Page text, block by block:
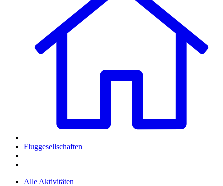
Fluggesellschaften
Alle Aktivitäten